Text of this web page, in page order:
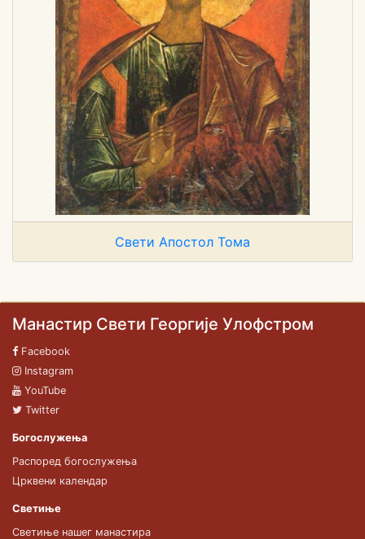
Свети Апостол Тома
Манастир Свети Георгије Улофстром
Facebook
Instagram
YouTube
Twitter
Богослужења
Распоред богослужења
Црквени календар
Светиње
Светиње нашег манастира